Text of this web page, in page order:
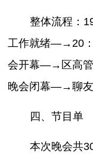
整体流程：
工作就绪—→20
会开幕—→区高
晚会闭幕—→聊
四、节目单
本次晚会共